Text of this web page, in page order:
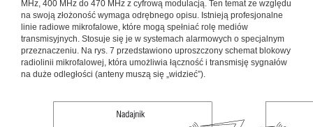
MHz, 400 MHz do 470 MHz z cyfrową modulacją. Ten temat ze względu
na swoją złożoność wymaga odrębnego opisu. Istnieją profesjonalne
linie radiowe mikrofalowe, które mogą spełniać rolę mediów
transmisyjnych. Stosuje się je w systemach alarmowych o specjalnym
przeznaczeniu. Na rys. 7 przedstawiono uproszczony schemat blokowy
radiolinii mikrofalowej, która umożliwia łączność i transmisję sygnałów
na duże odległości (anteny muszą się „widzieć”).